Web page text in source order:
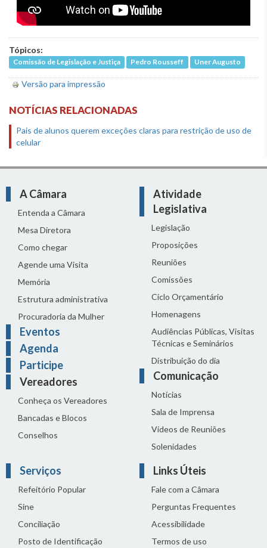
Tópicos:
Comissão de Legislação e Justiça Pedro Rousseff Uner Augusto
Versão para impressão
NOTÍCIAS RELACIONADAS
Pais de alunos querem exceções claras para restrição de uso de
celular
A Câmara
Entenda a Câmara
Mesa Diretora
Como chegar
Agende uma Visita
Memória
Estrutura administrativa
Procuradoria da Mulher
Eventos
Agenda
Participe
Vereadores
Conheça os Vereadores
Bancadas e Blocos
Conselhos
Atividade
Legislativa
Legislação
Proposições
Reuniões
Comissões
Ciclo Orçamentário
Homenagens
Audiências Públicas, Visitas
Técnicas e Seminários
Distribuição do dia
Comunicação
Notícias
Sala de Imprensa
Vídeos de Reuniões
Solenidades
Serviços
Refeitório Popular
Sine
Conciliação
Posto de Identificação
Links Úteis
Fale com a Câmara
Perguntas Frequentes
Acessibilidade
Termos de uso